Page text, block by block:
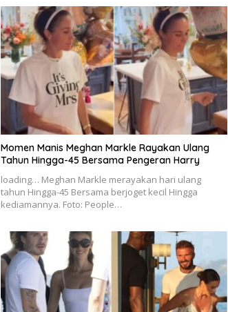
Momen Manis Meghan Markle Rayakan Ulang
Tahun Hingga-45 Bersama Pengeran Harry
loading… Meghan Markle merayakan hari ulang
tahun Hingga-45 Bersama berjoget kecil Hingga
kediamannya. Foto: People…